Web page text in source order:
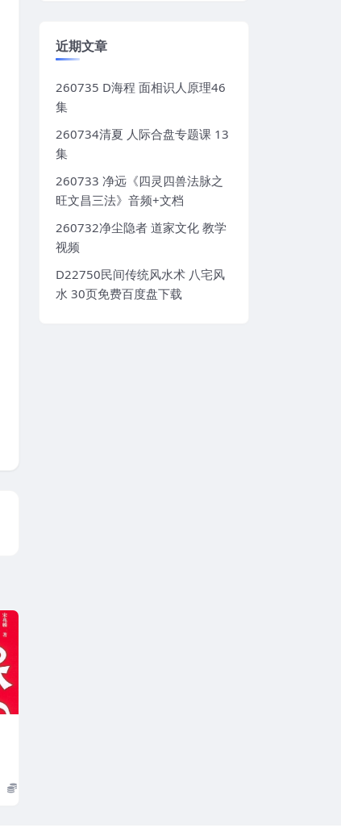
近期文章
260735 D海程 面相识人原理46
集
260734清夏 人际合盘专题课 13
集
260733 净远《四灵四兽法脉之
旺文昌三法》音频+文档
260732净尘隐者 道家文化 教学
视频
D22750民间传统风水术 八宅风
水 30页免费百度盘下载